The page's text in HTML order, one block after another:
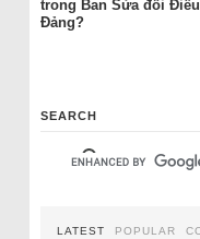
trong Ban Sửa đổi
Đảng?
SEARCH
LATEST POPULAR